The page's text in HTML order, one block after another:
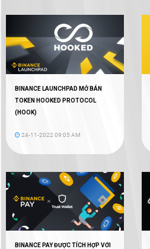
BINANCE LAUNCHPAD MỞ BÁN
TOKEN HOOKED PROTOCOL
(HOOK)
24-11-2022 09:05 AM
BINANCE PAY ĐƯỢC TÍCH HỢP VỚI